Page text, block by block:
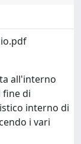
all'interno
fine di
interno di
i vari